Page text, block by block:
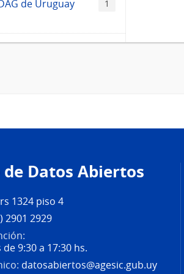
de Uruguay 1
Datos Abiertos
1324 piso 4
2901 2929
9:30 a 17:30 hs.
datosabiertos@agesic.gub.uy